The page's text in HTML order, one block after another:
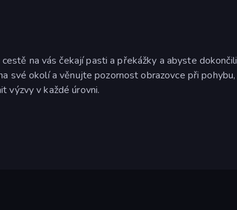
na vás čekají pasti a překážky a abyste dokončili
své okolí a věnujte pozornost obrazovce při pohybu,
výzvy v každé úrovni.